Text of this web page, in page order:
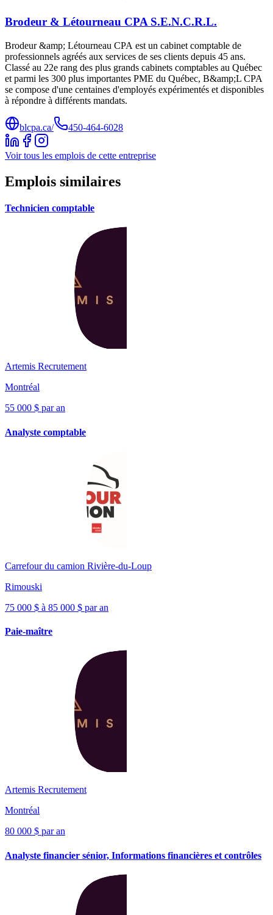
Brodeur & Létourneau CPA S.E.N.C.R.L.
Brodeur &amp; Létourneau CPA est un cabinet comptable de
professionnels agréés aux services de ses clients depuis 45 ans.
Classé au 22e rang des plus grands cabinets comptables au Québec
et parmi les 300 plus importantes PME du Québec, B&amp;L CPA
se compose d'une centaines d'employés expérimentés et disponibles
à répondre à différents mandats.
blcpa.ca/ 450-464-6028
Voir tous les emplois de cette entreprise
Emplois similaires
Technicien comptable
Artemis Recrutement
Montréal
55 000 $ par an
Analyste comptable
Carrefour du camion Rivière-du-Loup
Rimouski
75 000 $ à 85 000 $ par an
Paie-maître
Artemis Recrutement
Montréal
80 000 $ par an
Analyste financier sénior, Informations financières et contrôles